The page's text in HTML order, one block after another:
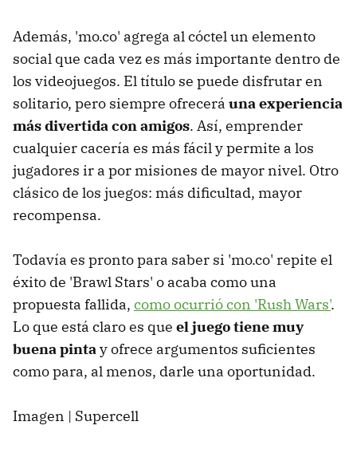
Además, 'mo.co' agrega al cóctel un elemento
social que cada vez es más importante dentro de
los videojuegos. El título se puede disfrutar en
solitario, pero siempre ofrecerá una experiencia
más divertida con amigos. Así, emprender
cualquier cacería es más fácil y permite a los
jugadores ir a por misiones de mayor nivel. Otro
clásico de los juegos: más dificultad, mayor
recompensa.
Todavía es pronto para saber si 'mo.co' repite el
éxito de 'Brawl Stars' o acaba como una
propuesta fallida, como ocurrió con 'Rush Wars'.
Lo que está claro es que el juego tiene muy
buena pintay ofrece argumentos suficientes
como para, al menos, darle una oportunidad.
Imagen | Supercell